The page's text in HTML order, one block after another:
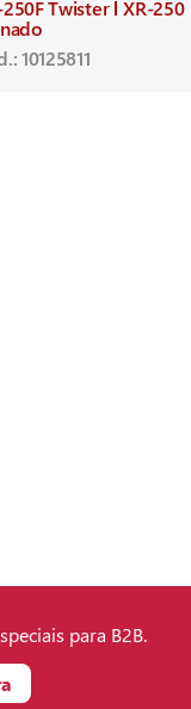
250F Twister XR-250
10125811
para B2B.